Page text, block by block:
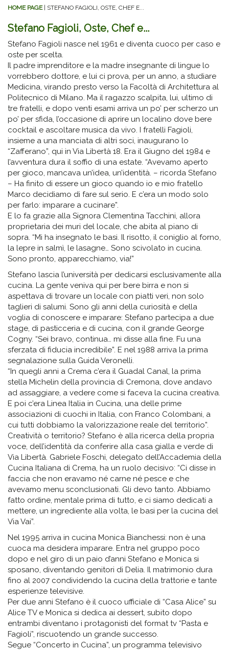
HOME PAGE| STEFANO FAGIOLI, OSTE, CHEF E...
Stefano Fagioli, Oste, Chef e...
Stefano Fagioli nasce nel 1961 e diventa cuoco per caso e
oste per scelta.
Il padre imprenditore e la madre insegnante di lingue lo
vorrebbero dottore, e lui ci prova, per un anno, a studiare
Medicina, virando presto verso la Facoltà di Architettura al
Politecnico di Milano. Ma il ragazzo scalpita, lui, ultimo di
tre fratelli, e dopo venti esami arriva un po’ per scherzo un
po’ per sfida, l’occasione di aprire un localino dove bere
cocktail e ascoltare musica da vivo. I fratelli Fagioli,
insieme a una manciata di altri soci, inaugurano lo
“Zafferano”, qui in Via Libertà 18. Era il Giugno del 1984 e
l’avventura dura il soffio di una estate. “Avevamo aperto
per gioco, mancava un’idea, un’identità. – ricorda Stefano
– Ha finito di essere un gioco quando io e mio fratello
Marco decidiamo di fare sul serio. E c’era un modo solo
per farlo: imparare a cucinare”.
E lo fa grazie alla Signora Clementina Tacchini, allora
proprietaria dei muri del locale, che abita al piano di
sopra. “Mi ha insegnato le basi. Il risotto, il coniglio al forno,
la lepre in salmì, le lasagne… Sono scivolato in cucina.
Sono pronto, apparecchiamo, via!”
Stefano lascia l’università per dedicarsi esclusivamente alla
cucina. La gente veniva qui per bere birra e non si
aspettava di trovare un locale con piatti veri, non solo
taglieri di salumi. Sono gli anni della curiosità e della
voglia di conoscere e imparare: Stefano partecipa a due
stage, di pasticceria e di cucina, con il grande George
Cogny. “Sei bravo, continua… mi disse alla fine. Fu una
sferzata di fiducia incredibile”. E nel 1988 arriva la prima
segnalazione sulla Guida Veronelli.
“In quegli anni a Crema c’era il Guadal Canal, la prima
stella Michelin della provincia di Cremona, dove andavo
ad assaggiare, a vedere come si faceva la cucina creativa.
E poi c’era Linea Italia in Cucina, una delle prime
associazioni di cuochi in Italia, con Franco Colombani, a
cui tutti dobbiamo la valorizzazione reale del territorio”.
Creatività o territorio? Stefano è alla ricerca della propria
voce, dell’identità da conferire alla casa gialla e verde di
Via Libertà. Gabriele Foschi, delegato dell’Accademia della
Cucina Italiana di Crema, ha un ruolo decisivo: “Ci disse in
faccia che non eravamo né carne né pesce e che
avevamo menu sconclusionati. Gli devo tanto. Abbiamo
fatto ordine, mentale prima di tutto, e ci siamo dedicati a
mettere, un ingrediente alla volta, le basi per la cucina del
Via Vai”.
Nel 1995 arriva in cucina Monica Bianchessi: non è una
cuoca ma desidera imparare. Entra nel gruppo poco
dopo e nel giro di un paio d’anni Stefano e Monica si
sposano, diventando genitori di Delia. Il matrimonio dura
fino al 2007 condividendo la cucina della trattorie e tante
esperienze televisive.
Per due anni Stefano è il cuoco ufficiale di “Casa Alice” su
Alice TV e Monica si dedica ai dessert, subito dopo
entrambi diventano i protagonisti del format tv “Pasta e
Fagioli”, riscuotendo un grande successo.
Segue “Concerto in Cucina”, un programma televisivo